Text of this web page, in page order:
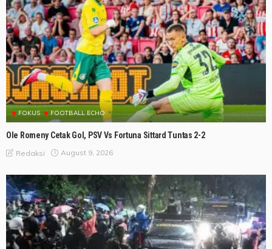
FOKUS FOOTBALL ECHO
Ole Romeny Cetak Gol, PSV Vs Fortuna Sittard Tuntas 2-2
Redaksi August 9, 2026